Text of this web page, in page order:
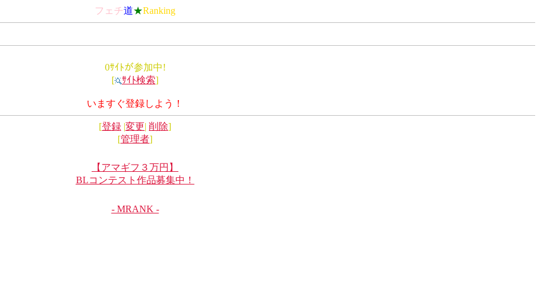
フェチ道★Ranking
0ｻｲﾄが参加中!
[
ｻｲﾄ検索]
いますぐ登録しよう！
[登録 |変更| 削除]
[管理者]
【アマギフ３万円】
BLコンテスト作品募集中！
- MRANK -